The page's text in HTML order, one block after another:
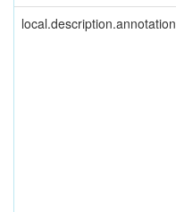
local.description.annotation